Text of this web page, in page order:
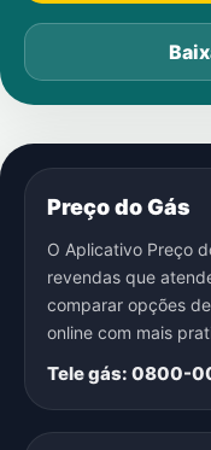
Preço do Gás
O Aplicativo Preço
revendas que
comparar opções
online com mais
Tele gás: 0800-